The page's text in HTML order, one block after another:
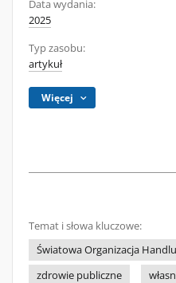
Data wydania:
2025
Typ zasobu:
artykuł
Więcej
Temat i słowa kluczowe:
Światowa Organizacja Handlu
zdrowie publiczne